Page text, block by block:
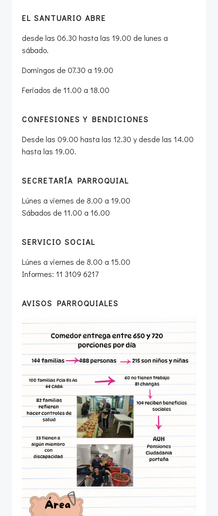
EL SANTUARIO ABRE
desde las 06.30 hasta las 19.00 de lunes a
sábado.
Domingos de 07.30 a 19.00
Feriados de 11.00 a 18.00
CONFESIONES Y BENDICIONES
Desde las 09.00 hasta las 12.30 y desde las 14.00
hasta las 19.00.
SECRETARÍA PARROQUIAL
Lúnes a viernes de 8.00 a 19.00
Sábados de 11.00 a 16.00
SERVICIO SOCIAL
Lúnes a viernes de 8.00 a 15.00
Informes: 11 3109 6217
AVISOS PARROQUIALES